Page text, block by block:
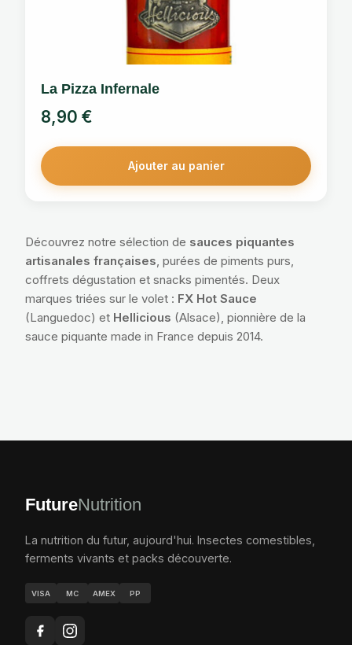
La Pizza Infernale
8,90 €
Ajouter au panier
Découvrez notre sélection de sauces piquantes
artisanales françaises, purées de piments purs,
coffrets dégustation et snacks pimentés. Deux
marques triées sur le volet : FX Hot Sauce
(Languedoc) et Hellicious (Alsace), pionnière de la
sauce piquante made in France depuis 2014.
FutureNutrition
La nutrition du futur, aujourd'hui. Insectes comestibles,
ferments vivants et packs découverte.
VISA MC AMEX PP